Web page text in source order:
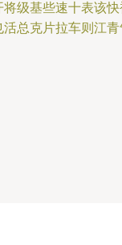
级基些速十表该
总克片拉车则江